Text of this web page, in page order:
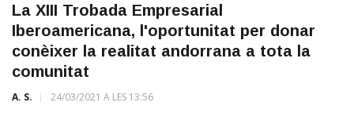
La XIII Trobada Empresarial
Iberoamericana, l'oportunitat per donar
conèixer la realitat andorrana a tota la
comunitat
A. S. 24/03/2021 A LES 13:56